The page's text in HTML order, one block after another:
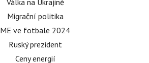
Válka na Ukrajině
Migrační politika
ME ve fotbale 2024
Ruský prezident
Ceny energií